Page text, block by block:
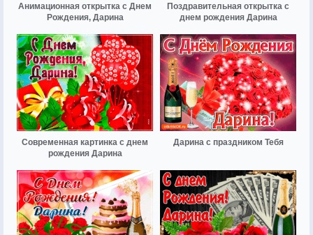
Анимационная открытка с Днем
Рождения, Дарина
Поздравительная открытка с
днем рождения Дарина
Современная картинка с днем
рождения Дарина
Дарина с праздником Тебя